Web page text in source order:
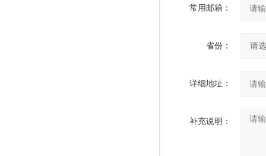
常用邮箱：
省份：
详细地址：
补充说明：